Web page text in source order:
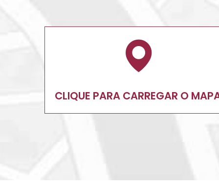
CLIQUE PARA CARREGAR O